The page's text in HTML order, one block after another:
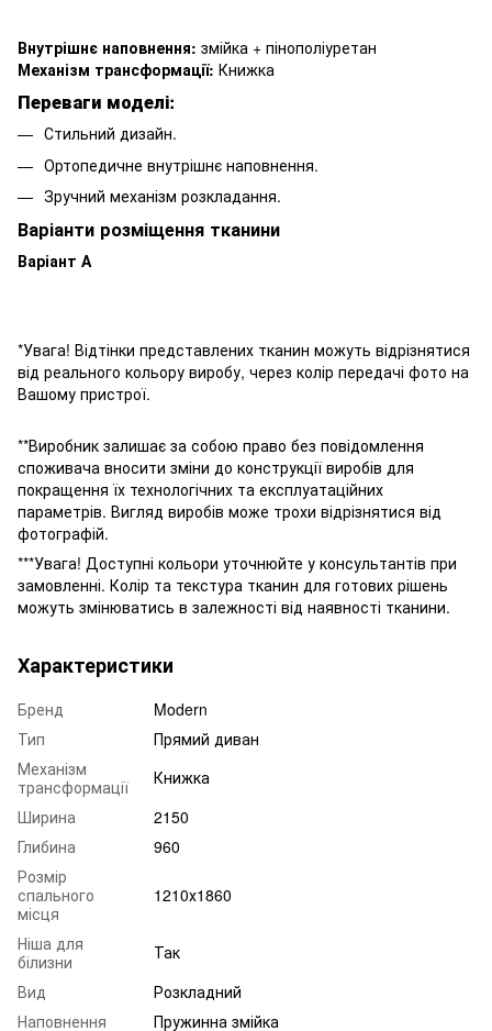
Внутрішнє наповнення: змійка + пінополіуретан
Механізм трансформації: Книжка
Переваги моделі:
Стильний дизайн.
Ортопедичне внутрішнє наповнення.
Зручний механізм розкладання.
Варіанти розміщення тканини
Варіант А
*Увага! Відтінки представлених тканин можуть відрізнятися
від реального кольору виробу, через колір передачі фото на
Вашому пристрої.
**Виробник залишає за собою право без повідомлення
споживача вносити зміни до конструкції виробів для
покращення їх технологічних та експлуатаційних
параметрів. Вигляд виробів може трохи відрізнятися від
фотографій.
***Увага! Доступні кольори уточнюйте у консультантів при
замовленні. Колір та текстура тканин для готових рішень
можуть змінюватись в залежності від наявності тканини.
Характеристики
Бренд
Modern
Тип
Прямий диван
Механізм
трансформації
Книжка
Ширина
2150
Глибина
960
Розмір
спального
місця
1210х1860
Ніша для
білизни
Так
Вид
Розкладний
Наповнення
Пружинна змійка